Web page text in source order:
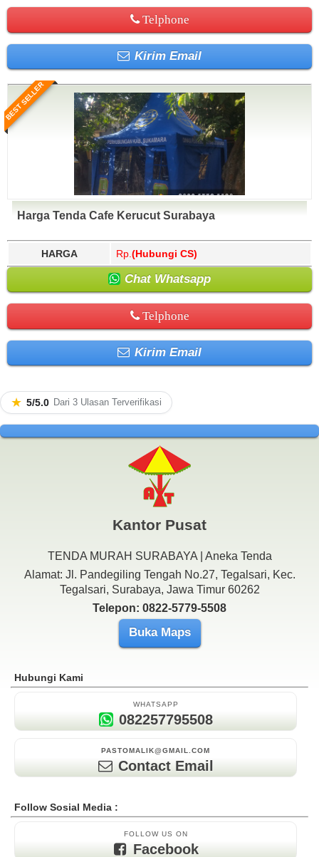
Telphone
Kirim Email
BEST SELLER
Harga Tenda Cafe Kerucut Surabaya
HARGA Rp. (Hubungi CS)
Chat Whatsapp
Telphone
Kirim Email
★ 5/5.0 Dari 3 Ulasan Terverifikasi
Kantor Pusat
TENDA MURAH SURABAYA | Aneka Tenda
Alamat: Jl. Pandegiling Tengah No.27, Tegalsari, Kec.
Tegalsari, Surabaya, Jawa Timur 60262
Telepon: 0822-5779-5508
Buka Maps
Hubungi Kami
WHATSAPP
082257795508
PASTOMALIK@GMAIL.COM
Contact Email
Follow Sosial Media :
FOLLOW US ON
Facebook